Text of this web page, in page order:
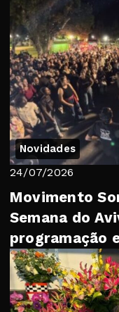
Novidades
24/07/2026
Movimento
Semana do
programação
Petrópolis